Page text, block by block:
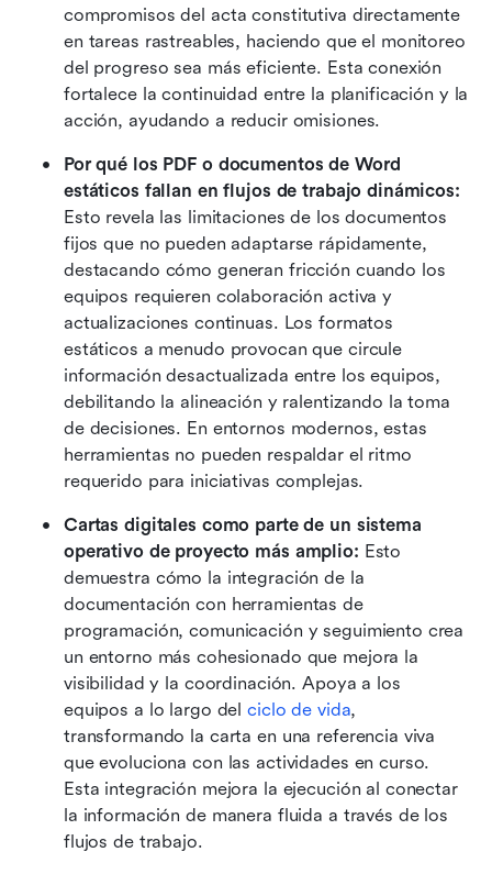
compromisos del acta constitutiva directamente
en tareas rastreables, haciendo que el monitoreo
del progreso sea más eficiente. Esta conexión
fortalece la continuidad entre la planificación y la
acción, ayudando a reducir omisiones.
Por qué los PDF o documentos de Word
estáticos fallan en flujos de trabajo dinámicos:
Esto revela las limitaciones de los documentos
fijos que no pueden adaptarse rápidamente,
destacando cómo generan fricción cuando los
equipos requieren colaboración activa y
actualizaciones continuas. Los formatos
estáticos a menudo provocan que circule
información desactualizada entre los equipos,
debilitando la alineación y ralentizando la toma
de decisiones. En entornos modernos, estas
herramientas no pueden respaldar el ritmo
requerido para iniciativas complejas.
Cartas digitales como parte de un sistema
operativo de proyecto más amplio: Esto
demuestra cómo la integración de la
documentación con herramientas de
programación, comunicación y seguimiento crea
un entorno más cohesionado que mejora la
visibilidad y la coordinación. Apoya a los
equipos a lo largo del ciclo de vida,
transformando la carta en una referencia viva
que evoluciona con las actividades en curso.
Esta integración mejora la ejecución al conectar
la información de manera fluida a través de los
flujos de trabajo.